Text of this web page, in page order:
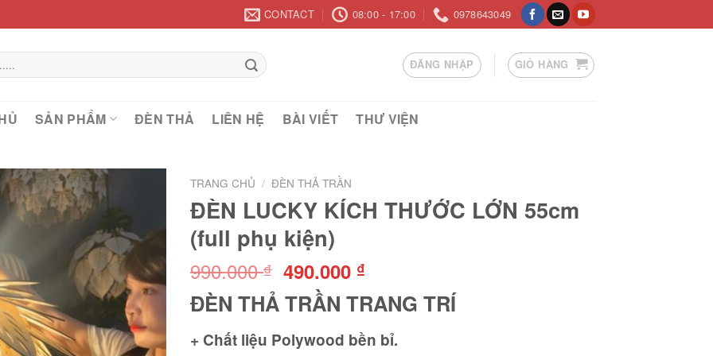
CONTACT 08:00 - 17:00 0978643049
ĐĂNG NHẬP GIỎ HÀNG
SẢN PHẨM ĐÈN THẢ LIÊN HỆ BÀI VIẾT THƯ VIỆN
Add to
wishlist
TRANG CHỦ / ĐÈN THẢ TRẦN
ĐÈN LUCKY KÍCH THƯỚC LỚN 55cm
(full phụ kiện)
990.000₫ Giá
gốc
là:
990.000 ₫.
490.000 ₫
hiện
tại
là:
490.000 ₫.
ĐÈN THẢ TRẦN TRANG TRÍ
+ Chất liệu Polywood bền bỉ.